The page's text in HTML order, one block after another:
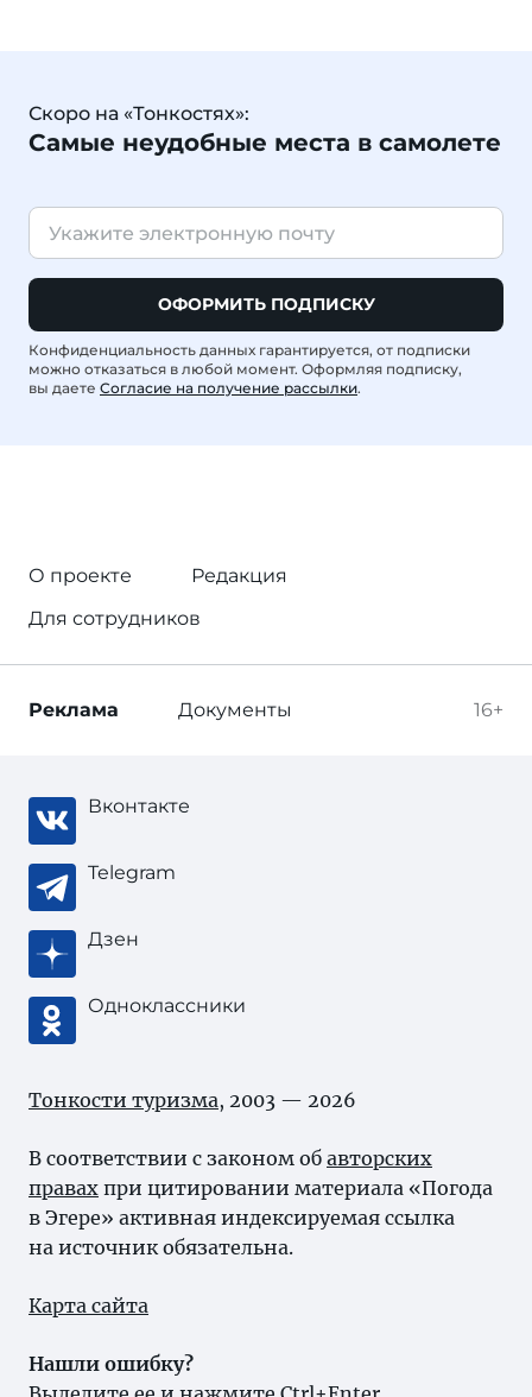
Скоро на «Тонкостях»:
Самые неудобные места в самолете
ОФОРМИТЬ ПОДПИСКУ
Конфиденциальность данных гарантируется, от подписки
можно отказаться в любой момент. Оформляя подписку,
вы даете Согласие на получение рассылки.
О проекте
Редакция
Для сотрудников
16+
Реклама Документы
Вконтакте
Telegram
Дзен
Одноклассники
Тонкости туризма, 2003 — 2026
В соответствии с законом об авторских
правах при цитировании материала «Погода
в Эгере» активная индексируемая ссылка
на источник обязательна.
Карта сайта
Нашли ошибку?